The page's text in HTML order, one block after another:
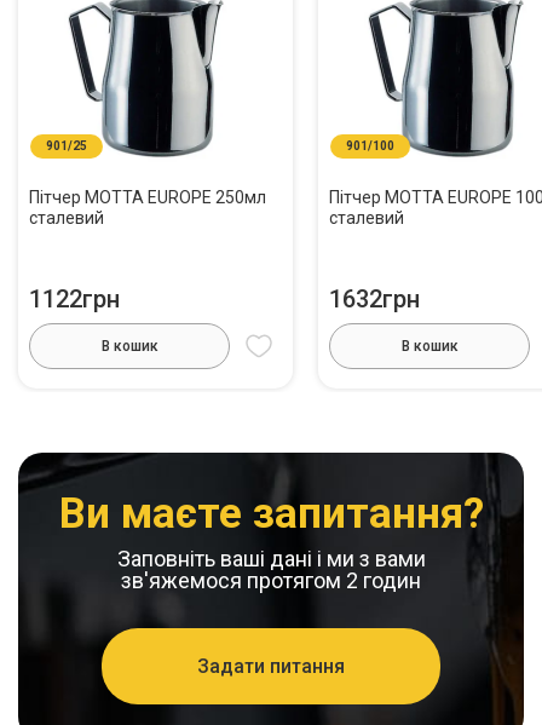
901/25
Пітчер MOTTA EUROPE 250мл
сталевий
1122грн
В кошик
901/100
Пітчер MOTTA EUROPE
сталевий
1632грн
В кошик
Ви маєте запитання?
Заповніть ваші дані і ми з вами
зв'яжемося протягом 2 годин
Задати питання